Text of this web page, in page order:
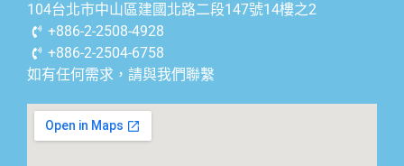
104台北市中山區建國北路二段147號14樓之2
+886-2-2508-4928
+886-2-2504-6758
如有任何需求，請與我們聯繫